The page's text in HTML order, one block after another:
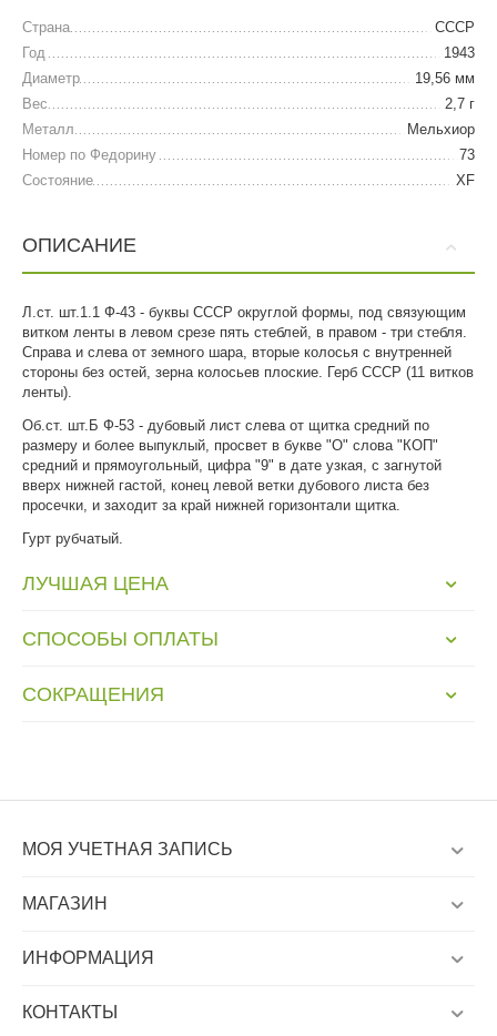
Страна
СССР
Год
1943
Диаметр
19,56 мм
Вес
2,7 г
Металл
Мельхиор
Номер по Федорину
73
Состояние
XF
ОПИСАНИЕ
Л.ст. шт.1.1 Ф-43 - буквы СССР округлой формы, под связующим
витком ленты в левом срезе пять стеблей, в правом - три стебля.
Справа и слева от земного шара, вторые колосья с внутренней
стороны без остей, зерна колосьев плоские. Герб СССР (11 витков
ленты).
Об.ст. шт.Б Ф-53 - дубовый лист слева от щитка средний по
размеру и более выпуклый, просвет в букве "О" слова "КОП"
средний и прямоугольный, цифра "9" в дате узкая, с загнутой
вверх нижней гастой, конец левой ветки дубового листа без
просечки, и заходит за край нижней горизонтали щитка.
Гурт рубчатый.
ЛУЧШАЯ ЦЕНА
СПОСОБЫ ОПЛАТЫ
СОКРАЩЕНИЯ
МОЯ УЧЕТНАЯ ЗАПИСЬ
МАГАЗИН
ИНФОРМАЦИЯ
КОНТАКТЫ